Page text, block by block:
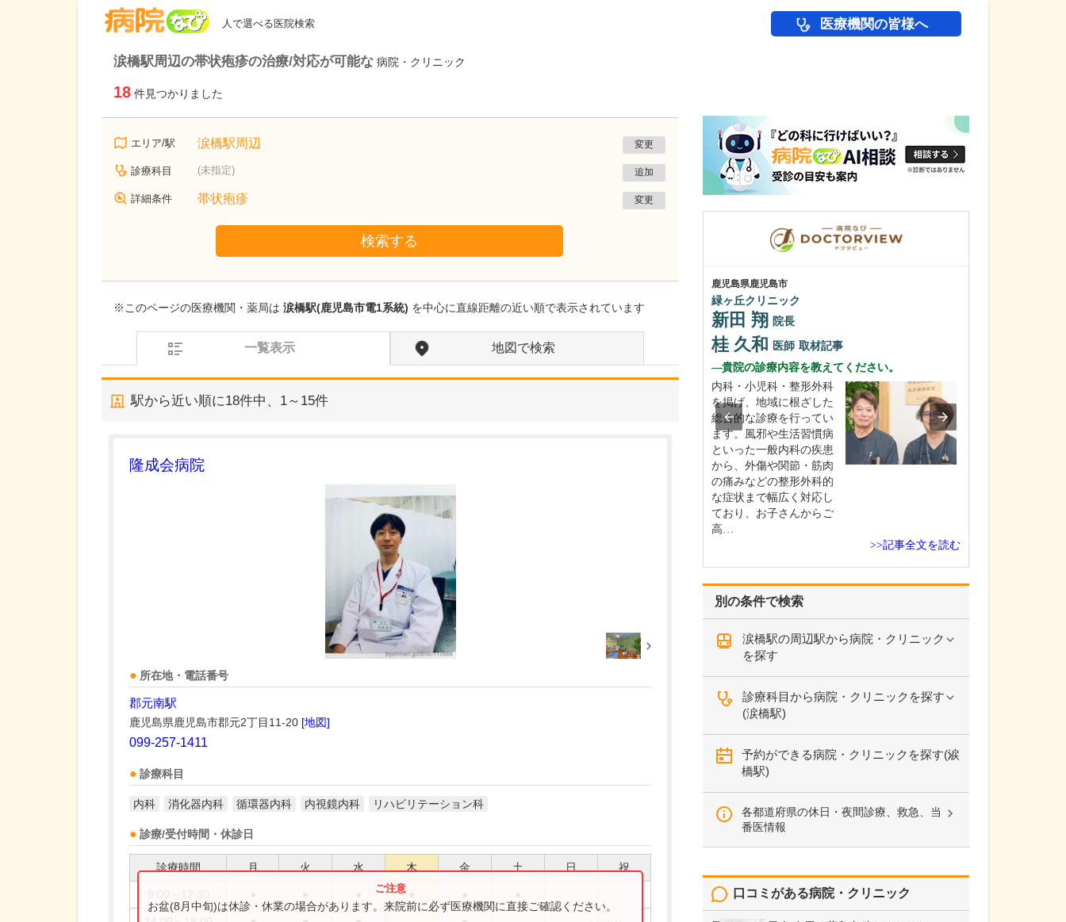
人で選べる医院検索 医療機関の皆様へ
涙橋駅周辺の帯状疱疹の治療/対応が可能な 病院・クリニック
18 件見つかりました
エリア/駅 涙橋駅周辺 変更
診療科目 (未指定) 追加
詳細条件 帯状疱疹 変更
検索する
※このページの医療機関・薬局は 涙橋駅(鹿児島市電1系統) を中心に直線距離の近い順で表示されています
一覧表示 地図で検索
駅から近い順に18件中、 1～15件
隆成会病院
所在地・電話番号
郡元南駅
鹿児島県鹿児島市郡元2丁目11-20 [地図]
099-257-1411
診療科目
内科 消化器内科 循環器内科 内視鏡内科 リハビリテーション科
診療/受付時間・休診日
診療時間 月 火 水 木 金 土 日 祝
お盆(8月中旬)は休診・休業の場合があります。来院前に必ず医療機関に直接ご確認ください。
別の条件で検索
涙橋駅の周辺駅から病院・クリニック
を探す
診療科目から病院・クリニックを探す
(涙橋駅)
予約ができる病院・クリニックを探す(涙
橋駅)
各都道府県の休日・夜間診療、救急、当
番医情報
口コミがある病院・クリニック
鹿児島県鹿児島市
あいろ歯科医院
歯科医師を志したきっかけを教えてください。
中学生のときに出会った
女性の歯科医師に憧れた
鹿児島県鹿児島市
緑ヶ丘クリニック
新田 翔 院長
桂 久和 医師 取材記事
貴院の診療内容を教えてください。
内科・小児科・整形外科
を掲げ、地域に根ざした
総合的な診療を行ってい
ます。風邪や生活習慣病
といった一般内科の疾患
から、外傷や関節・筋肉
の痛みなどの整形外科的
な症状まで幅広く対応し
ており、お子さんからご
高…
>>記事全文を読む